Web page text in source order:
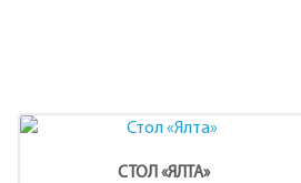
СТОЛ «ЯЛТА»